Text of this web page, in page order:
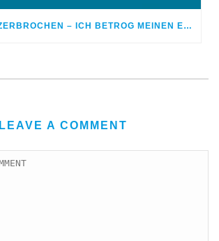
VERTRAUEN ZERBROCHEN – ICH BETROG MEINEN EHEPARTNER
LEAVE A COMMENT